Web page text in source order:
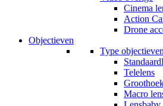
Cinema
Action
Drone
Objectieven
Type objectieven
Telelens
Macro